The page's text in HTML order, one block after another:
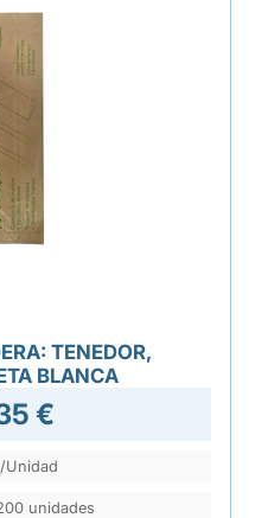
TENEDOR,
BLANCA
€
Unidad
unidades